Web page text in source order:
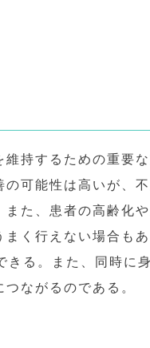
持するための重要
可能性は高いが、
た、患者の高齢化
く行えない場合も
る。また、同時に
ながるのである。